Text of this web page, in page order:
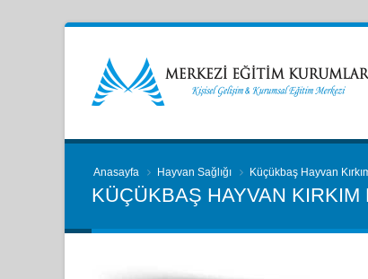
Anasayfa Hayvan Sağlığı Küçükbaş Hayvan
KÜÇÜKBAŞ HAYVAN